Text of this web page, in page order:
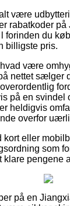
være
rabatkoder
forinden du
billigste pris.
være
nettet sælger
på en svindel
heldigvis
overfor
kort eller
som
klare pengene
på en